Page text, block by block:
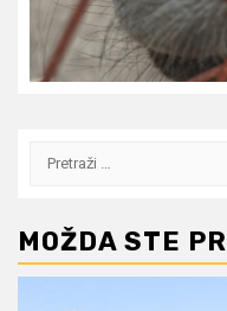
Pretraži:
MOŽDA STE